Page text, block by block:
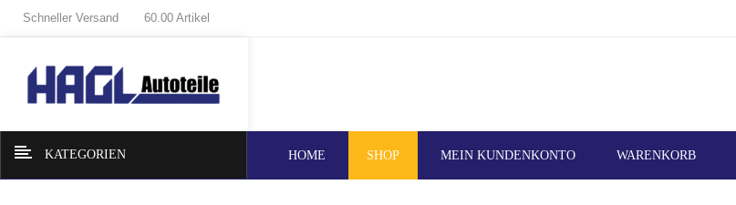
Schneller Versand 60.00 Artikel
KATEGORIEN HOME SHOP MEIN KUNDENKONTO WARENKORB